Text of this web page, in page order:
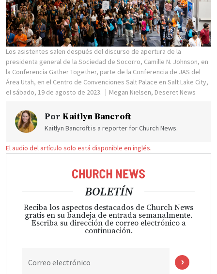
Los asistentes salen después del discurso de apertura de la
presidenta general de la Sociedad de Socorro, Camille N. Johnson, en
la Conferencia Gather Together, parte de la Conferencia de JAS del
Área Utah, en el Centro de Convenciones Salt Palace en Salt Lake City,
el sábado, 19 de agosto de 2023.
Megan Nielsen, Deseret News
Por Kaitlyn Bancroft
Kaitlyn Bancroft is a reporter for Church News.
El audio del artículo solo está disponible en inglés.
BOLETÍN
Reciba los aspectos destacados de Church News
gratis en su bandeja de entrada semanalmente.
Escriba su dirección de correo electrónico a
continuación.
Correo electrónico